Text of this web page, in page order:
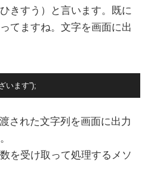
きすう）と言います。既に
てますね。文字を画面に出
います”);
された文字列を画面に出力
を受け取って処理するメソ